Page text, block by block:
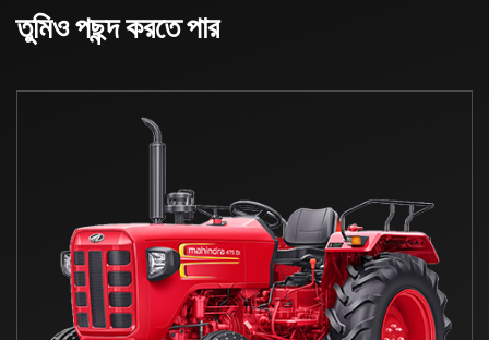
তুমিও পছন্দ করতে পার